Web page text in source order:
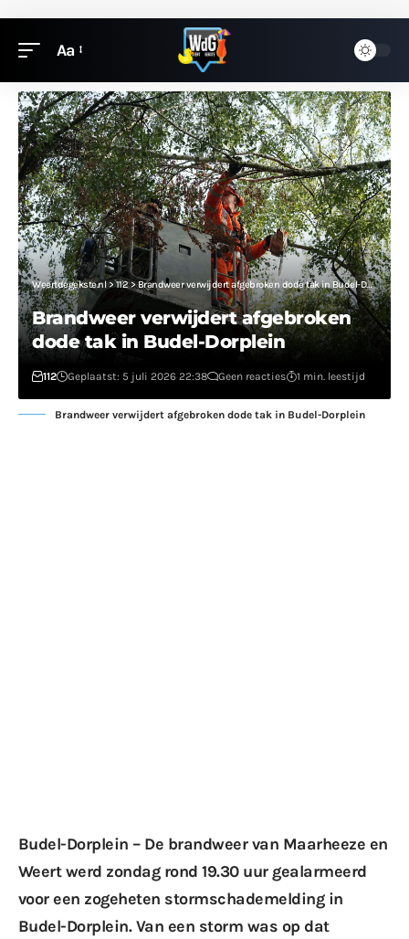
Aa
Weertdegekste.nl>112>Brandweer verwijdert afgebroken dode tak in Budel-Dorplein
Brandweer verwijdert afgebroken
dode tak in Budel-Dorplein
112 Geplaatst: 5 juli 2026 22:38 Geen reacties 1 min. leestijd
Brandweer verwijdert afgebroken dode tak in Budel-Dorplein
Budel-Dorplein – De brandweer van Maarheeze en
Weert werd zondag rond 19.30 uur gealarmeerd
voor een zogeheten stormschademelding in
Budel-Dorplein. Van een storm was op dat